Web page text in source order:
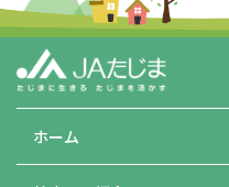
ホーム